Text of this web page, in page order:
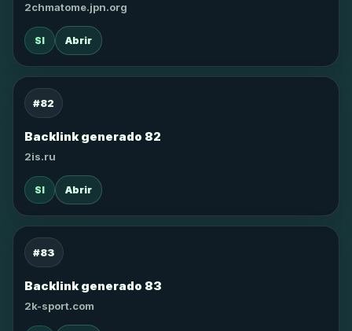
2chmatome.jpn.org
SI Abrir
#82
Backlink generado 82
2is.ru
SI Abrir
#83
Backlink generado 83
2k-sport.com